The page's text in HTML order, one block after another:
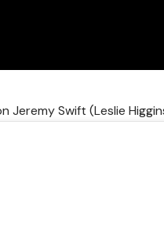
Jeremy Swift (Leslie